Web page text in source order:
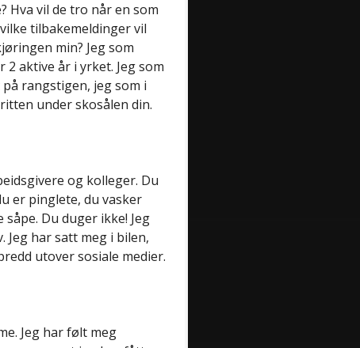
Hva vil de tro når en som
tilbakemeldinger vil
min? Jeg som
aktive år i yrket. Jeg som
rangstigen, jeg som i
under skosålen din.
og kolleger. Du
er pinglete, du vasker
Du duger ikke! Jeg
Jeg har satt meg i bilen,
utover sosiale medier.
Jeg har følt meg